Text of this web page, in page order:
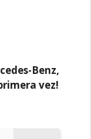
Benz,
vez!